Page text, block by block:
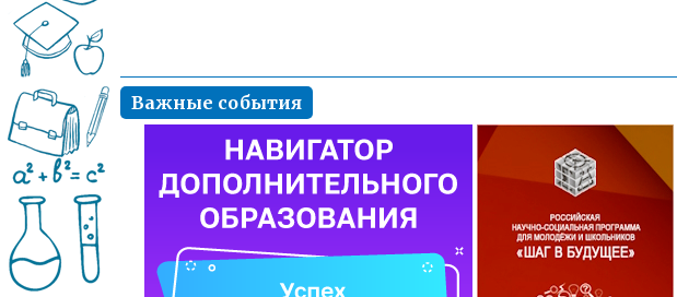
Важные события